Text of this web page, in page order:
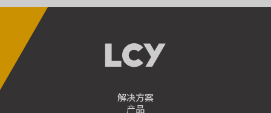
解决方案
产品